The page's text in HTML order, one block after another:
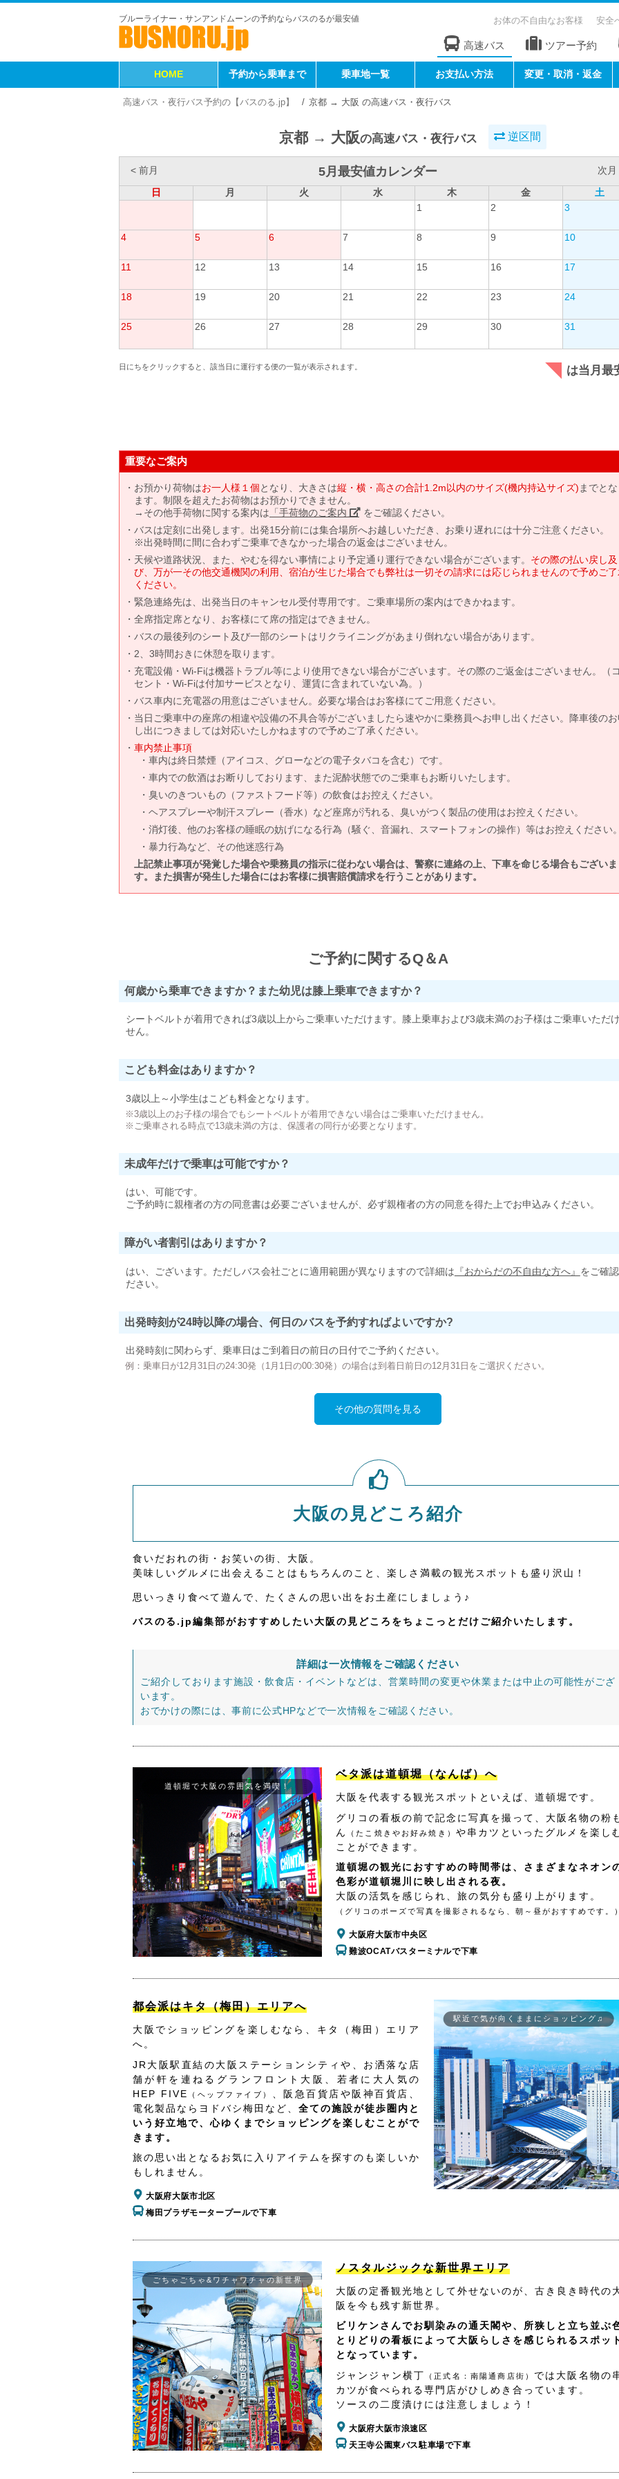
ブルーライナー・サンアンドムーンの予約ならバスのるが最安値 お体の不自由なお客様 安全
高速バス ツアー予約
HOME 予約から乗車まで 乗車地一覧 お支払い方法 変更・取消・返金
高速バス・夜行バス予約の【バスのる.jp】 京都 → 大阪 の高速バス・夜行バス
京都 → 大阪の高速バス・夜行バス 逆区間
< 前月 5月最安値カレンダー
次月
日
月 火 水 木 金
土
1
2 3
4 5 6 7 8 9 10
11 12 13 14 15 16 17
18 19 20 21 22 23 24
25 26 27 28 29 30 31
日にちをクリックすると、該当日に運行する便の一覧が表示されます。 は当月最
重要なご案内
お預かり荷物はお一人様１個となり、大きさは縦・横・高さの合計1.2m以内のサイズ(機内持込サイズ) までと
ます。制限を超えたお荷物はお預かりできません。
→その他手荷物に関する案内は 「手荷物のご案内」 をご確認ください。
バスは定刻に出発します。出発15分前には集合場所へお越しいただき、お乗り遅れには十分ご注意ください。
※出発時間に間に合わずご乗車できなかった場合の返金はございません。
天候や道路状況、また、やむを得ない事情により予定通り運行できない場合がございます。 その際の払い戻し及
び、万が一その他交通機関の利用、宿泊が生じた場合でも弊社は一切その請求には応じられませんので予めご
ください。
緊急連絡先は、出発当日のキャンセル受付専用です。ご乗車場所の案内はできかねます。
全席指定席となり、お客様にて席の指定はできません。
バスの最後列のシート及び一部のシートはリクライニングがあまり倒れない場合があります。
2、3時間おきに休憩を取ります。
充電設備・Wi-Fiは機器トラブル等により使用できない場合がございます。その際のご返金はございません。（
セント・Wi-Fiは付加サービスとなり、運賃に含まれていない為。）
バス車内に充電器の用意はございません。必要な場合はお客様にてご用意ください。
当日ご乗車中の座席の相違や設備の不具合等がございましたら速やかに乗務員へお申し出ください。降車後の
し出につきましては対応いたしかねますので予めご了承ください。
車内禁止事項
車内は終日禁煙（アイコス、グローなどの電子タバコを含む）です。
車内での飲酒はお断りしております、また泥酔状態でのご乗車もお断りいたします。
臭いのきついもの（ファストフード等）の飲食はお控えください。
ヘアスプレーや制汗スプレー（香水）など座席が汚れる、臭いがつく製品の使用はお控えください。
消灯後、他のお客様の睡眠の妨げになる行為（騒ぐ、音漏れ、スマートフォンの操作）等はお控えください
暴力行為など、その他迷惑行為
上記禁止事項が発覚した場合や乗務員の指示に従わない場合は、警察に連絡の上、下車を命じる場合もございま
す。また損害が発生した場合にはお客様に損害賠償請求を行うことがあります。
ご予約に関するQ＆A
何歳から乗車できますか？また幼児は膝上乗車できますか？
シートベルトが着用できれば3歳以上からご乗車いただけます。膝上乗車および3歳未満のお子様はご乗車いただ
せん。
こども料金はありますか？
3歳以上～小学生はこども料金となります。
※3歳以上のお子様の場合でもシートベルトが着用できない場合はご乗車いただけません。
※ご乗車される時点で13歳未満の方は、保護者の同行が必要となります。
未成年だけで乗車は可能ですか？
はい、可能です。
ご予約時に親権者の方の同意書は必要ございませんが、必ず親権者の方の同意を得た上でお申込みください。
障がい者割引はありますか？
はい、ございます。ただしバス会社ごとに適用範囲が異なりますので詳細は 『おからだの不自由な方へ』 をご確
ださい。
出発時刻が24時以降の場合、何日のバスを予約すればよいですか?
出発時刻に関わらず、乗車日はご到着日の前日の日付でご予約ください。
例：乗車日が12月31日の24:30発（1月1日の00:30発）の場合は到着日前日の12月31日をご選択ください。
その他の質問を見る
大阪の見どころ紹介
食いだおれの街・お笑いの街、大阪。
美味しいグルメに出会えることはもちろんのこと、楽しさ満載の観光スポットも盛り沢山！
思いっきり食べて遊んで、たくさんの思い出をお土産にしましょう♪
バスのる.jp編集部がおすすめしたい大阪の見どころをちょこっとだけご紹介いたします。
詳細は一次情報をご確認ください
ご紹介しております施設・飲食店・イベントなどは、営業時間の変更や休業または中止の可能性がござ
います。
おでかけの際には、事前に公式HPなどで一次情報をご確認ください。
道頓堀で大阪の雰囲気を満喫！
ベタ派は道頓堀（なんば）へ
大阪を代表する観光スポットといえば、道頓堀です。
グリコの看板の前で記念に写真を撮って、大阪名物の粉
ん
（たこ焼きやお好み焼き） や串カツといったグルメを楽し
ことができます。
道頓堀の観光におすすめの時間帯は、さまざまなネオン
色彩が道頓堀川に映し出される夜。
大阪の活気を感じられ、旅の気分も盛り上がります。
（グリコのポーズで写真を撮影されるなら、朝～昼がおすすめです。
大阪府大阪市中央区
難波OCATバスターミナルで下車
都会派はキタ（梅田）エリアへ
大阪でショッピングを楽しむなら、キタ（梅田）エリア
へ。
JR大阪駅直結の大阪ステーションシティや、お洒落な店
舗が軒を連ねるグランフロント大阪、若者に大人気の
HEP FIVE
（ヘップファイブ）
、阪急百貨店や阪神百貨店、
電化製品ならヨドバシ梅田など、 全ての施設が徒歩圏内と
いう好立地で、心ゆくまでショッピングを楽しむことがで
きます。
旅の思い出となるお気に入りアイテムを探すのも楽しいか
もしれません。
大阪府大阪市北区
梅田プラザモータープールで下車
駅近で気が向くままにショッピング♫
ごちゃごちゃ&ワチャワチャの新世界
ノスタルジックな新世界エリア
大阪の定番観光地として外せないのが、古き良き時代の
阪を今も残す新世界。
ビリケンさんでお馴染みの通天閣や、所狭しと立ち並ぶ
とりどりの看板によって大阪らしさを感じられるスポッ
となっています。
ジャンジャン横丁
（正式名：南陽通商店街） では大阪名物の
カツが食べられる専門店がひしめき合っています。
ソースの二度漬けには注意しましょう！
大阪府大阪市浪速区
天王寺公園東バス駐車場で下車